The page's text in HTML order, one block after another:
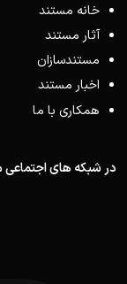
خانه مستند
آثار مستند
مستندسازان
اخبار مستند
همکاری با ما
در شبکه های اجتماعی